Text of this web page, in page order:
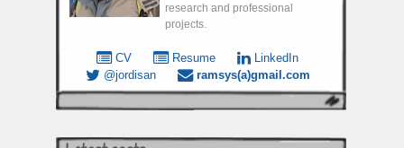
research and professional
projects.
CV Resume
LinkedIn
@jordisan
ramsys(a)gmail.com